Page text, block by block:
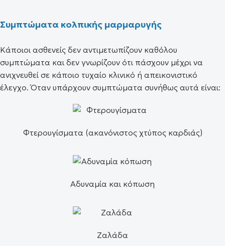
Συμπτώματα κολπικής μαρμαρυγής
Κάποιοι ασθενείς δεν αντιμετωπίζουν καθόλου
συμπτώματα και δεν γνωρίζουν ότι πάσχουν μέχρι να
ανιχνευθεί σε κάποιο τυχαίο κλινικό ή απεικονιστικό
έλεγχο. Όταν υπάρχουν συμπτώματα συνήθως αυτά είναι:
Φτερουγίσματα (ακανόνιστος χτύπος καρδιάς)
Αδυναμία και κόπωση
Ζαλάδα